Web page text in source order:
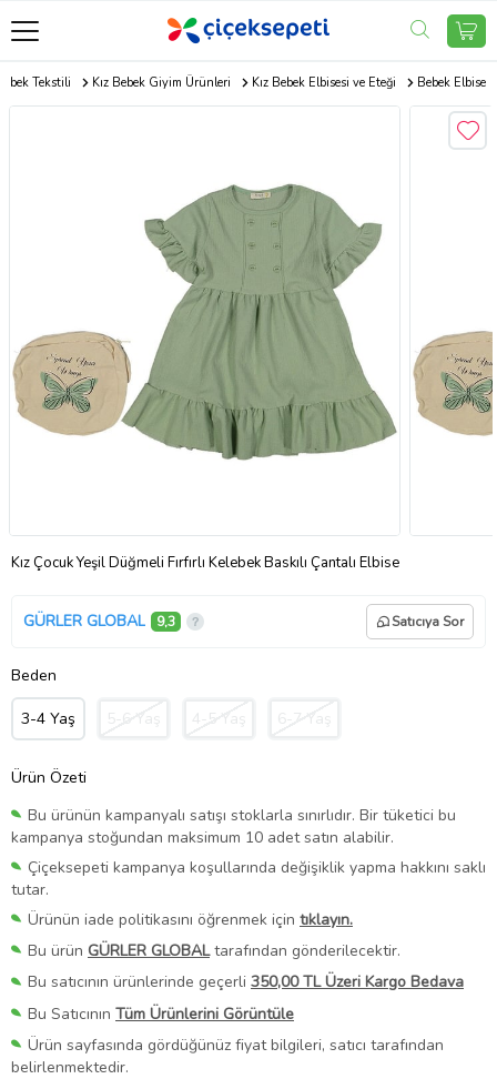
Tekstili Kız Bebek Giyim Ürünleri Kız Bebek Elbisesi ve Eteği Bebek Elbise
Kız Çocuk Yeşil Düğmeli Fırfırlı Kelebek Baskılı Çantalı Elbise
GÜRLER GLOBAL 9,3 Satıcıya Sor
Beden
3-4 Yaş 5-6 Yaş 4-5 Yaş 6-7 Yaş
Ürün Özeti
Bu ürünün kampanyalı satışı stoklarla sınırlıdır. Bir tüketici bu
kampanya stoğundan maksimum 10 adet satın alabilir.
Çiçeksepeti kampanya koşullarında değişiklik yapma hakkını saklı
tutar.
Ürünün iade politikasını öğrenmek için tıklayın.
Bu ürün GÜRLER GLOBALtarafından gönderilecektir.
Bu satıcının ürünlerinde geçerli 350,00 TL Üzeri Kargo Bedava
Bu Satıcının Tüm Ürünlerini Görüntüle
Ürün sayfasında gördüğünüz fiyat bilgileri, satıcı tarafından
belirlenmektedir.